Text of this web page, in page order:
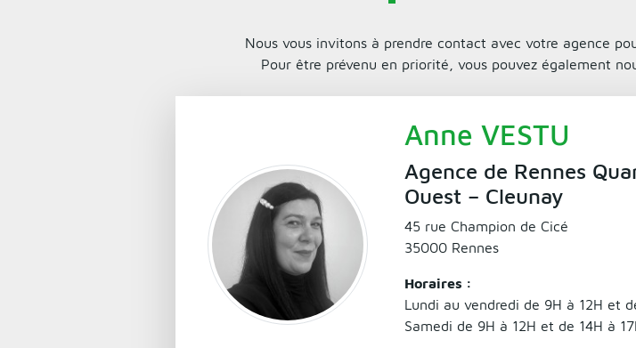
Nous vous invitons à prendre contact avec votre agence
Pour être prévenu en priorité, vous pouvez également
Anne VESTU
Agence de Rennes
Ouest – Cleunay
45 rue Champion de Cicé
35000 Rennes
Horaires :
Lundi au vendredi de 9H à 12H et
Samedi de 9H à 12H et de 14H à